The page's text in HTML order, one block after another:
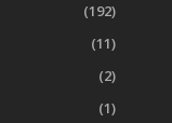
(192)
(11)
(2)
(1)